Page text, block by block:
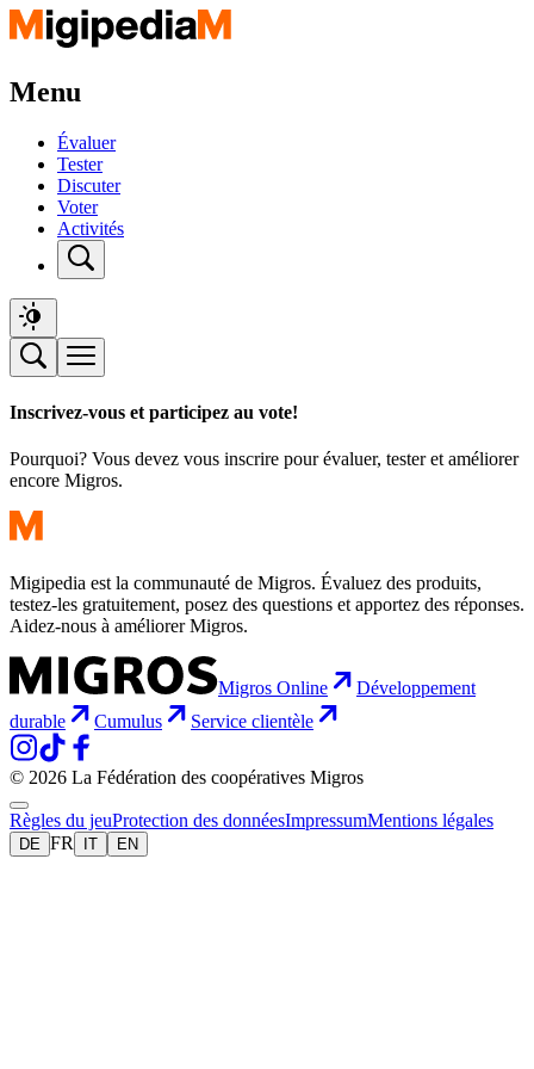
Menu
Évaluer
Tester
Discuter
Voter
Activités
Inscrivez-vous et participez au vote!
Pourquoi? Vous devez vous inscrire pour évaluer, tester et améliorer
encore Migros.
Migipedia est la communauté de Migros. Évaluez des produits,
testez-les gratuitement, posez des questions et apportez des réponses.
Aidez-nous à améliorer Migros.
Migros Online
Développement
durable
Cumulus Service clientèle
© 2026 La Fédération des coopératives Migros
Règles du jeuProtection des donnéesImpressumMentions légales
DE FR IT EN